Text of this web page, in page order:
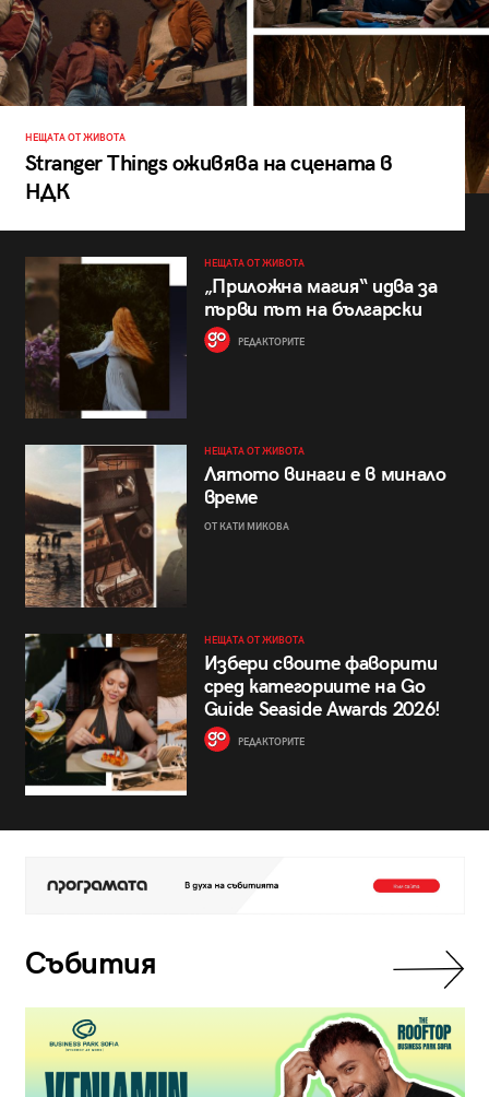
НЕЩАТА ОТ ЖИВОТА
Stranger Things оживява на сцената в
НДК
НЕЩАТА ОТ ЖИВОТА
„Приложна магия“ идва за
първи път на български
РЕДАКТОРИТЕ
НЕЩАТА ОТ ЖИВОТА
Лятото винаги е в минало
време
ОТ КАТИ МИКОВА
НЕЩАТА ОТ ЖИВОТА
Избери своите фаворити
сред категориите на Go
Guide Seaside Awards 2026!
РЕДАКТОРИТЕ
Събития